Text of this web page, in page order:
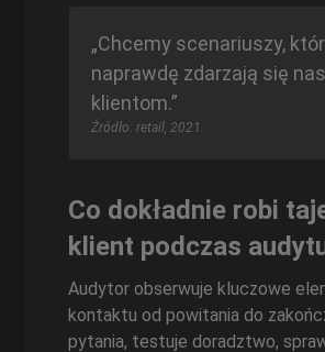
„Chcemy scenariuszy,
naprawdę zdarzają się
klientom.”
Źródło: retail, 2021.
Co dokładnie robi
klient podczas
Audytor obserwuje kluczowe
kontaktu od powitania do
pytania, testuje doradztwo,